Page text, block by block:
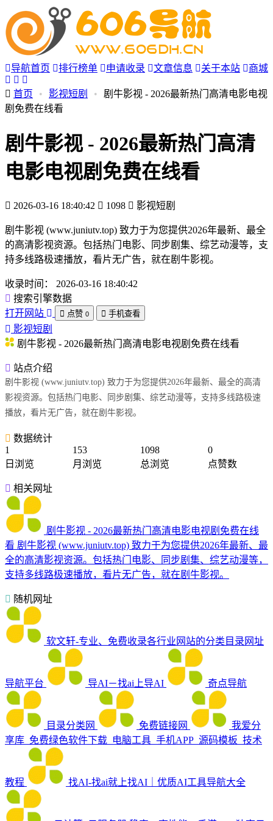
导航首页 排行榜单 申请收录 文章信息 关于本站 商城
首页 • 影视短剧 •
剧牛影视 - 2026最新热门高清电影电视
剧免费在线看
剧牛影视 - 2026最新热门高清
电影电视剧免费在线看
2026-03-16 18:40:42 1098 影视短剧
剧牛影视 (www.juniutv.top) 致力于为您提供2026年最新、最全
的高清影视资源。包括热门电影、同步剧集、综艺动漫等，支
持多线路极速播放，看片无广告，就在剧牛影视。
收录时间：
2026-03-16 18:40:42
搜索引擎数据
打开网站
点赞 0 手机查看
影视短剧
剧牛影视 - 2026最新热门高清电影电视剧免费在线看
站点介绍
剧牛影视 (www.juniutv.top) 致力于为您提供2026年最新、最全的高清
影视资源。包括热门电影、同步剧集、综艺动漫等，支持多线路极速
播放，看片无广告，就在剧牛影视。
数据统计
1
日浏览
153
月浏览
1098
总浏览
0
点赞数
相关网址
剧牛影视 - 2026最新热门高清电影电视剧免费在线
看 剧牛影视 (www.juniutv.top) 致力于为您提供2026年最新、最
全的高清影视资源。包括热门电影、同步剧集、综艺动漫等，
支持多线路极速播放，看片无广告，就在剧牛影视。
随机网址
软文轩-专业、免费收录各行业网站的分类目录网址
导航平台 导AI－找ai上导AI 奇点导航
目录分类网 免费链接网
我爱分
享库_免费绿色软件下载_电脑工具_手机APP_源码模板_技术
教程 找AI-找ai就上找AI｜优质AI工具导航大全